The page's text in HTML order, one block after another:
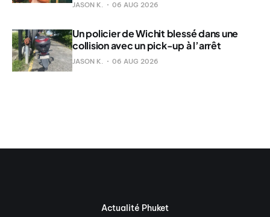
JASON K. 06 AUG 2026
Un policier de Wichit blessé dans une
collision avec un pick-up à l’arrêt
JASON K. 06 AUG 2026
Actualité Phuket